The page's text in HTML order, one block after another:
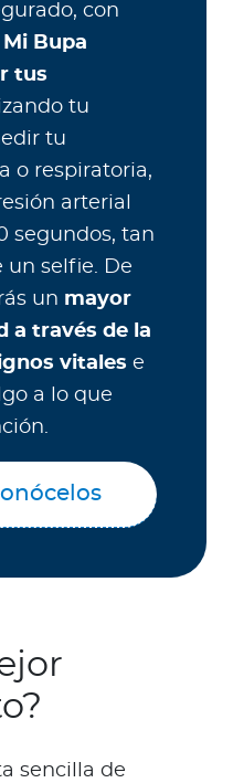
con
Mi Bupa
tus
tu
tu
o respiratoria,
arterial
segundos, tan
selfie. De
un mayor
a través de la
vitales e
a lo que
sencilla de